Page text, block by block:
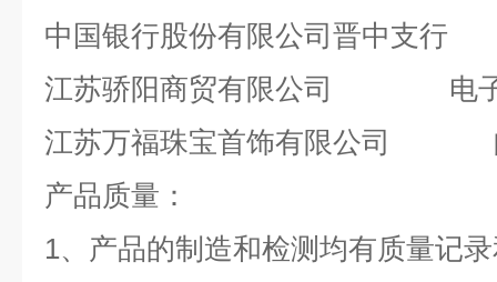
中国银行股份有限公司晋中
江苏骄阳商贸有限公司 电子
江苏万福珠宝首饰有限公司
产品质量：
1、 产品的制造和检测均有质量记